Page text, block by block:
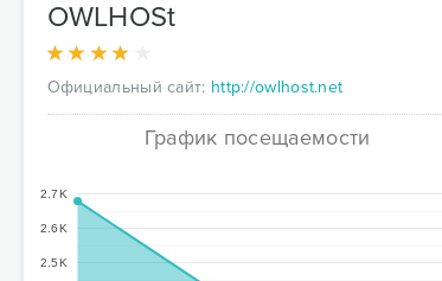
OWLHOSt
Официальный сайт: http://owlhost.net
График посещаемости
2.5K
2.6K
2.7K